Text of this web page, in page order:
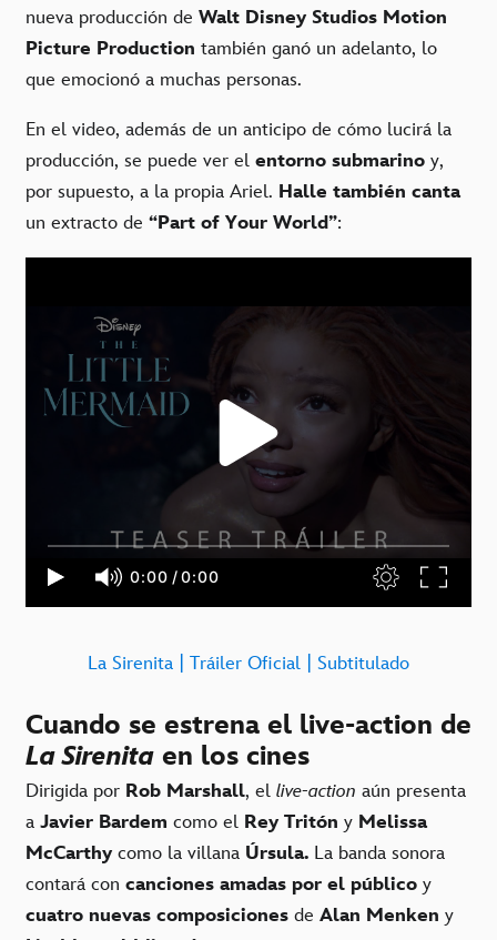
nueva producción de Walt Disney Studios Motion
Picture Production también ganó un adelanto, lo
que emocionó a muchas personas.
En el video, además de un anticipo de cómo lucirá la
producción, se puede ver el entorno submarino y,
por supuesto, a la propia Ariel. Halle también canta
un extracto de “Part of Your World”:
La Sirenita | Tráiler Oficial | Subtitulado
Cuando se estrena el live-action de
La Sirenita en los cines
Dirigida por Rob Marshall, el live-action aún presenta
a Javier Bardem como el Rey Tritón y Melissa
McCarthy como la villana Úrsula. La banda sonora
contará con canciones amadas por el público y
cuatro nuevas composiciones de Alan Menken y